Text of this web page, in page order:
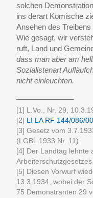
solchen
ins derart Komische
Ansehen des
Wie gesagt, wir
ruft, Land und
dass man aber am
Sozialistenart
nicht einleuchten.
[1] L.Vo., Nr. 29,
[2] LI LA RF 144/086/
[3] Gesetz vom
(LGBl. 1933 Nr. 11).
[4] Der Landtag lehnte
[5] Diesen Vorwurf
13.3.1934, wobei der
75 Demonstranten 29